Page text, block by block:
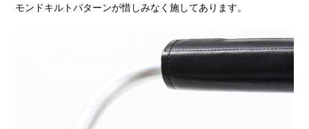
モンドキルトパターンが惜しみなく施してあります。